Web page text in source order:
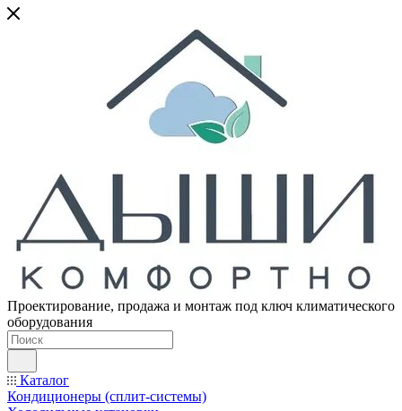
Проектирование, продажа и монтаж под ключ климатического
оборудования
Каталог
Кондиционеры (сплит-системы)